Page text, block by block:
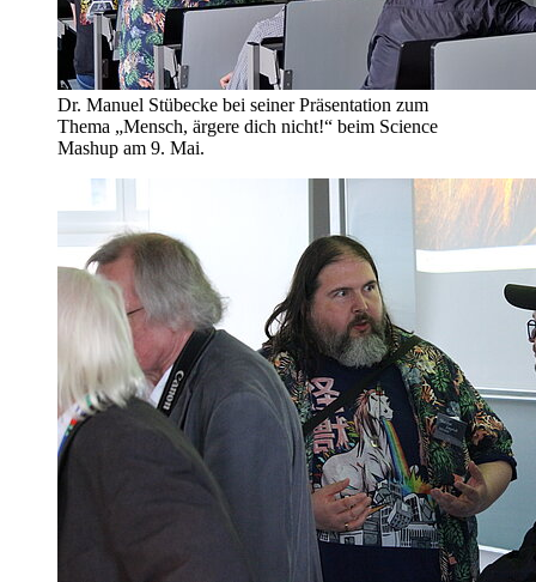
Dr. Manuel Stübecke bei seiner Präsentation zum
Thema „Mensch, ärgere dich nicht!“ beim Science
Mashup am 9. Mai.